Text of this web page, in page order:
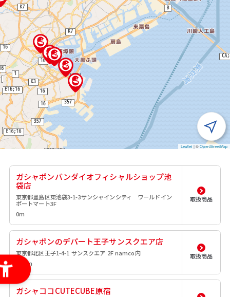
Leaflet |©OpenStreetMap
ガシャポンバンダイオフィシャルショップ池
袋店
東京都豊島区東池袋3-1-3サンシャインシティ ワールドイン
ポートマート3F
0m
取扱商品
ガシャポンのデパート王子サンスクエア店
東京都北区王子1-4-1 サンスクエア 2F namco内
3.1km
取扱商品
ガシャココCUTECUBE原宿